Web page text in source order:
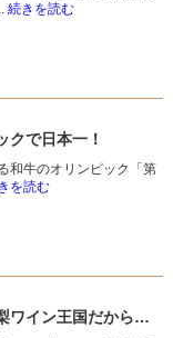
続きを読む
クで日本一！
和牛のオリンピック「第
を読む
甲州ワインビーフの名は山梨ワイン王国だからこそ！